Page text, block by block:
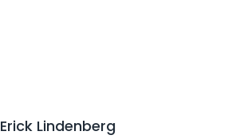
Erick Lindenberg